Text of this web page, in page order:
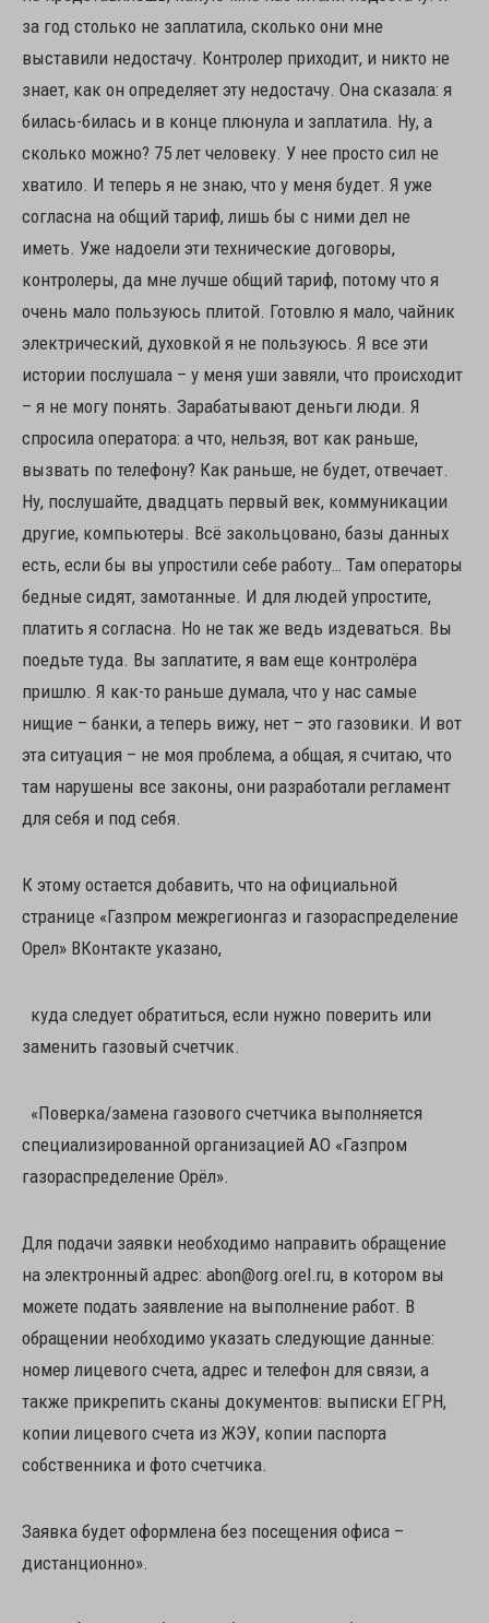
за год столько не заплатила, сколько они мне
выставили недостачу. Контролер приходит, и никто не
знает, как он определяет эту недостачу. Она сказала: я
билась-билась и в конце плюнула и заплатила. Ну, а
сколько можно? 75 лет человеку. У нее просто сил не
хватило. И теперь я не знаю, что у меня будет. Я уже
согласна на общий тариф, лишь бы с ними дел не
иметь. Уже надоели эти технические договоры,
контролеры, да мне лучше общий тариф, потому что я
очень мало пользуюсь плитой. Готовлю я мало, чайник
электрический, духовкой я не пользуюсь. Я все эти
истории послушала – у меня уши завяли, что происходит
– я не могу понять. Зарабатывают деньги люди. Я
спросила оператора: а что, нельзя, вот как раньше,
вызвать по телефону? Как раньше, не будет, отвечает.
Ну, послушайте, двадцать первый век, коммуникации
другие, компьютеры. Всё закольцовано, базы данных
есть, если бы вы упростили себе работу… Там операторы
бедные сидят, замотанные. И для людей упростите,
платить я согласна. Но не так же ведь издеваться. Вы
поедьте туда. Вы заплатите, я вам еще контролёра
пришлю. Я как-то раньше думала, что у нас самые
нищие – банки, а теперь вижу, нет – это газовики. И вот
эта ситуация – не моя проблема, а общая, я считаю, что
там нарушены все законы, они разработали регламент
для себя и под себя.
К этому остается добавить, что на официальной
странице «Газпром межрегионгаз и газораспределение
Орел» ВКонтакте указано,
куда следует обратиться, если нужно поверить или
заменить газовый счетчик.
«Поверка/замена газового счетчика выполняется
специализированной организацией АО «Газпром
газораспределение Орёл».
Для подачи заявки необходимо направить обращение
на электронный адрес: abon@org.orel.ru, в котором вы
можете подать заявление на выполнение работ. В
обращении необходимо указать следующие данные:
номер лицевого счета, адрес и телефон для связи, а
также прикрепить сканы документов: выписки ЕГРН,
копии лицевого счета из ЖЭУ, копии паспорта
собственника и фото счетчика.
Заявка будет оформлена без посещения офиса –
дистанционно».